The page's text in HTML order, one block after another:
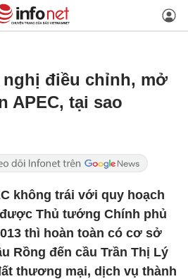
nghị điều chỉnh, mở
APEC, tại sao
không trái với quy hoạch
Thủ tướng Chính phủ
thì hoàn toàn có cơ sở
Rồng đến cầu Trần Thị Lý
thương mại, dịch vụ thành